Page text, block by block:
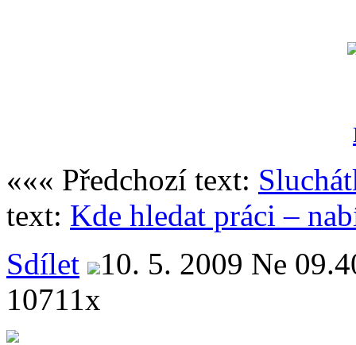
««« Předchozí text:
text: Kde hledat práci –
Sdílet
10. 5. 2009 Ne
10711x